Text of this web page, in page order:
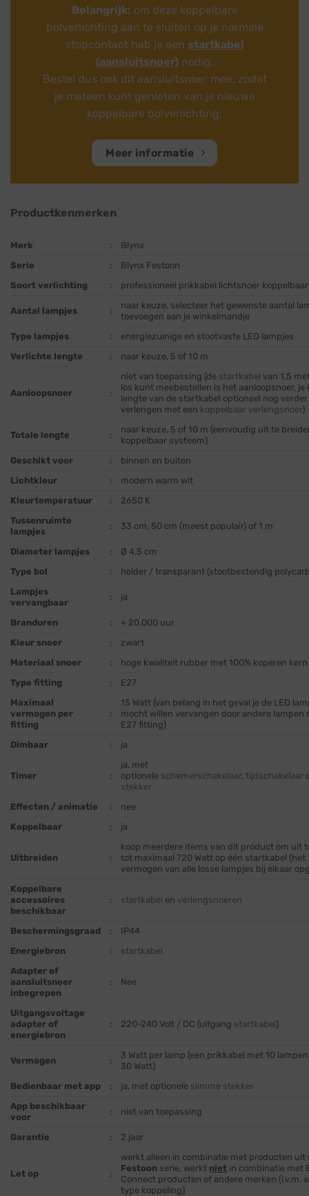
Belangrijk: om deze koppelbare
bolverlichting aan te sluiten op je normale
stopcontact heb je een startkabel
(aansluitsnoer)nodig.
Bestel dus ook dit aansluitsnoer mee, zodat
je meteen kunt genieten van je nieuwe
koppelbare bolverlichting.
Meer informatie
Productkenmerken
Merk :
Blynx
Serie
:
Blynx Festoon
Soort verlichting
: professioneel prikkabel lichtsnoer koppelbaar
Aantal lampjes :
naar keuze, selecteer het gewenste aantal
toevoegen aan je winkelmandje
Type lampjes
:
energiezuinige en stootvaste LED lampjes
Verlichte lengte
: naar keuze, 5 of 10 m
Aanloopsnoer :
niet van toepassing (de startkabel van 1,5
los kunt meebestellen is het aanloopsnoer, je
lengte van de startkabel optioneel nog verder
verlengen met een koppelbaar verlengsnoer)
Totale lengte :
naar keuze, 5 of 10 m (eenvoudig uit te
koppelbaar systeem)
Geschikt voor
:
binnen en buiten
Lichtkleur
:
modern warm wit
Kleurtemperatuur
:
2650 K
Tussenruimte
lampjes
: 33 cm, 50 cm (meest populair) of 1 m
Diameter lampjes :
Ø 4,5 cm
Type bol
:
helder / transparant (stootbestendig
Lampjes
vervangbaar
: ja
Branduren :
+ 20.000 uur
Kleur snoer
:
zwart
Materiaal snoer
:
hoge kwaliteit rubber met 100% koperen kern
Type fitting
:
E27
Maximaal
vermogen per
fitting
:
15 Watt (van belang in het geval je de LED
mocht willen vervangen door andere lampen
E27 fitting)
Dimbaar
: ja
Timer :
ja, met
optionele schemerschakelaar tijdschakelaar
stekker
Effecten / animatie
:
nee
Koppelbaar
: ja
Uitbreiden :
koop meerdere items van dit product om uit
tot maximaal 720 Watt op één startkabel (het
vermogen van alle losse lampjes bij elkaar
Koppelbare
accessoires
beschikbaar
: startkabel en verlengsnoeren
Beschermingsgraad :
IP44
Energiebron
:
startkabel
Adapter of
aansluitsnoer
inbegrepen
: Nee
Uitgangsvoltage
adapter of
energiebron
: 220-240 Volt / DC (uitgang startkabel)
Vermogen :
3 Watt per lamp (een prikkabel met 10
30 Watt)
Bedienbaar met app
: ja, met optionele slimme stekker
App beschikbaar
voor
: niet van toepassing
Garantie : 2 jaar
Let op :
werkt alleen in combinatie met producten uit
Festoon serie, werkt niet in combinatie met
Connect producten of andere merken (i.v.m.
type koppeling)